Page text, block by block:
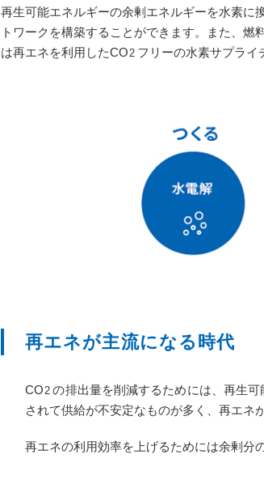
再生可能エネルギーの余剰エネルギーを水素に
トワークを構築することができます。また、
は再エネを利用したCO2 フリーの水素サプライ
再エネが主流になる時代
CO2 の排出量を削減するためには、再生
されて供給が不安定なものが多く、再エネ
再エネの利用効率を上げるためには余剰分